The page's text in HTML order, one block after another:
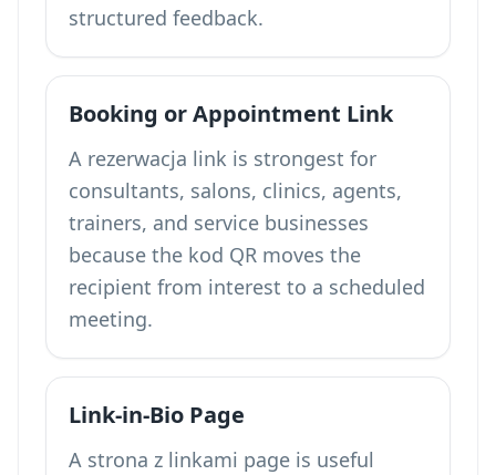
structured feedback.
Booking or Appointment Link
A rezerwacja link is strongest for
consultants, salons, clinics, agents,
trainers, and service businesses
because the kod QR moves the
recipient from interest to a scheduled
meeting.
Link-in-Bio Page
A strona z linkami page is useful